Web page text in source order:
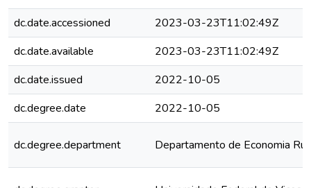
dc.date.accessioned
2023-03-23T11:02:49Z
dc.date.available
2023-03-23T11:02:49Z
dc.date.issued
2022-10-05
dc.degree.date
2022-10-05
dc.degree.department Departamento de Economia